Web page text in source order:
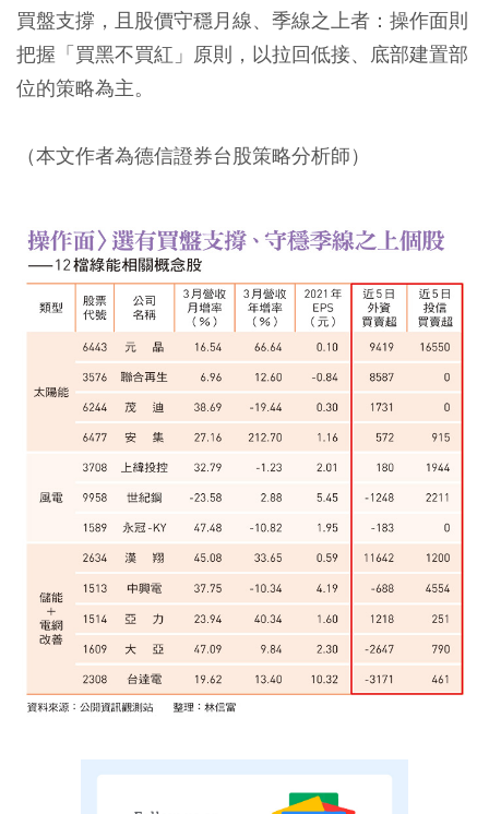
買盤支撐，且股價守穩月線、季線之上者：操作面則
把握「買黑不買紅」原則，以拉回低接、底部建置部
位的策略為主。
（本文作者為德信證券台股策略分析師）